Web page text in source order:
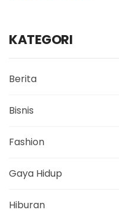
KATEGORI
Berita
Bisnis
Fashion
Gaya Hidup
Hiburan